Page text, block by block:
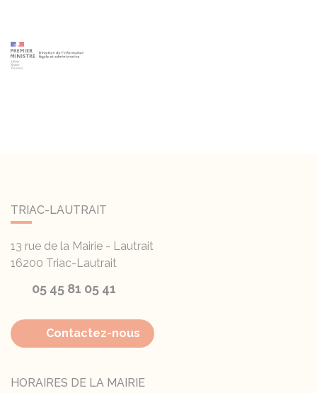
TRIAC-LAUTRAIT
13 rue de la Mairie - Lautrait
16200 Triac-Lautrait
05 45 81 05 41
Contactez-nous
HORAIRES DE LA MAIRIE